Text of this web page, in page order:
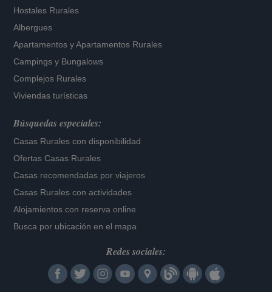
Hostales Rurales
Albergues
Apartamentos yApartamentos Rurales
Campings y Bungalows
Complejos Rurales
Viviendas turísticas
Búsquedas especiales:
Casas Rurales con disponibilidad
Ofertas Casas Rurales
Casas recomendadas por viajeros
Casas Rurales con actividades
Alojamientos con reserva online
Busca por ubicación en el mapa
Redes sociales: